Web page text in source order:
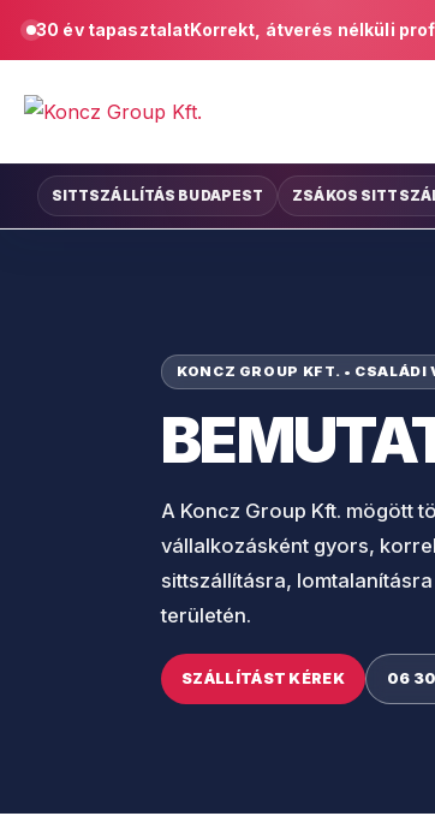
30 év tapasztalatKorrekt, átverés nélküli
SITTSZÁLLÍTÁS BUDAPEST ZSÁKOS
KONCZ GROUP KFT. •
A Koncz Group Kft. mögött
vállalkozásként gyors,
sittszállításra,
területén.
SZÁLLÍTÁST KÉREK 06